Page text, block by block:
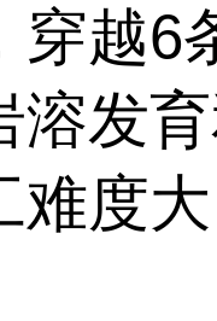
穿越6
溶发
难度